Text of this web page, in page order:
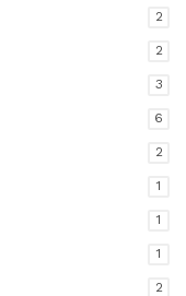
2
2
3
6
2
1
1
1
2